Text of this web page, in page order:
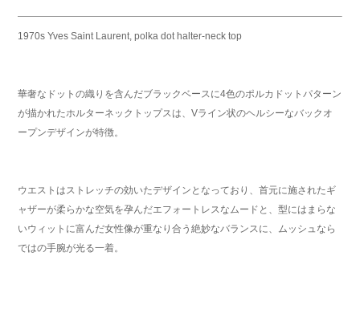
1970s Yves Saint Laurent, polka dot halter-neck top
華奢なドットの織りを含んだブラックベースに4色のポルカドットパターン
が描かれたホルターネックトップスは、Vライン状のヘルシーなバックオ
ープンデザインが特徴。
ウエストはストレッチの効いたデザインとなっており、首元に施されたギ
ャザーが柔らかな空気を孕んだエフォートレスなムードと、型にはまらな
いウィットに富んだ女性像が重なり合う絶妙なバランスに、ムッシュなら
ではの手腕が光る一着。